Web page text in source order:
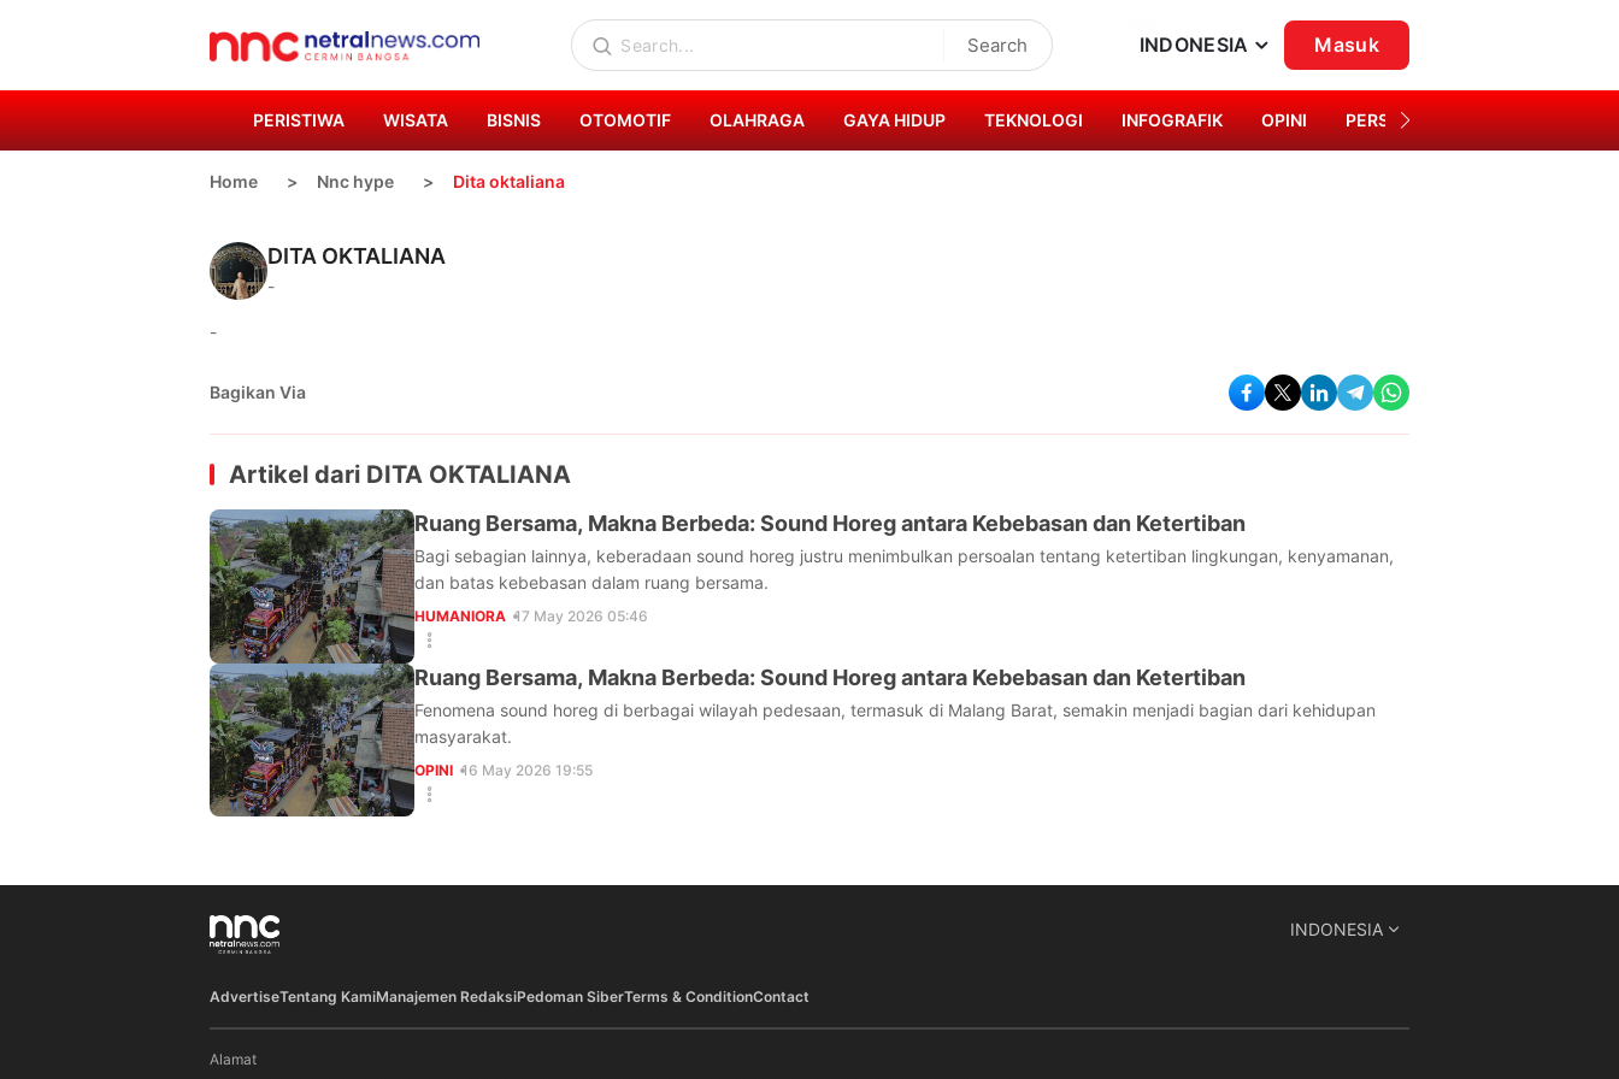
Search INDONESIA Masuk
PERISTIWA WISATA BISNIS OTOMOTIF OLAHRAGA GAYA HIDUP TEKNOLOGI INFOGRAFIK OPINI PERSONA
Home Nnc hype Dita oktaliana
DITA OKTALIANA
-
-
Bagikan Via
Artikel dari DITA OKTALIANA
Ruang Bersama, Makna Berbeda: Sound Horeg antara Kebebasan dan Ketertiban
Bagi sebagian lainnya, keberadaan sound horeg justru menimbulkan persoalan tentang ketertiban lingkungan, kenyamanan,
dan batas kebebasan dalam ruang bersama.
HUMANIORA 17 May 2026 05:46
Ruang Bersama, Makna Berbeda: Sound Horeg antara Kebebasan dan Ketertiban
Fenomena sound horeg di berbagai wilayah pedesaan, termasuk di Malang Barat, semakin menjadi bagian dari kehidupan
masyarakat.
OPINI 16 May 2026 19:55
INDONESIA
AdvertiseTentang KamiManajemen RedaksiPedoman SiberTerms & ConditionContact
Alamat